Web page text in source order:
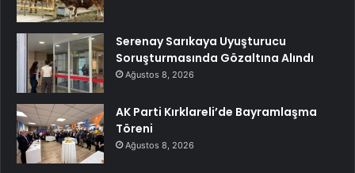
Serenay Sarıkaya Uyuşturucu
Soruşturmasında Gözaltına Alındı
Ağustos 8, 2026
AK Parti Kırklareli’de Bayramlaşma
Töreni
Ağustos 8, 2026